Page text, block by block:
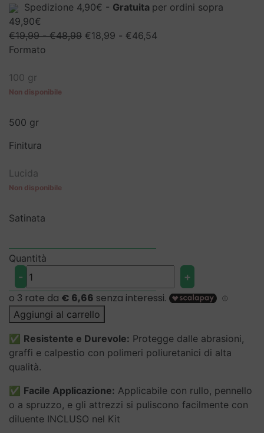
Spedizione 4,90€ - Gratuita per ordini sopra
49,90€
€19,99 - €48,99Fascia
€18,99 - €46,54
Formato
100 gr
500 gr
Finitura
Lucida
Satinata
Quantità
POLISHIELD
Vernice
bicomponente
antigraffio
quantità
- +
Aggiungi al carrello
✅ Resistente e Durevole: Protegge dalle abrasioni,
graffi e calpestio con polimeri poliuretanici di alta
qualità.
✅ Facile Applicazione: Applicabile con rullo, pennello
o a spruzzo, e gli attrezzi si puliscono facilmente con
diluente INCLUSO nel Kit